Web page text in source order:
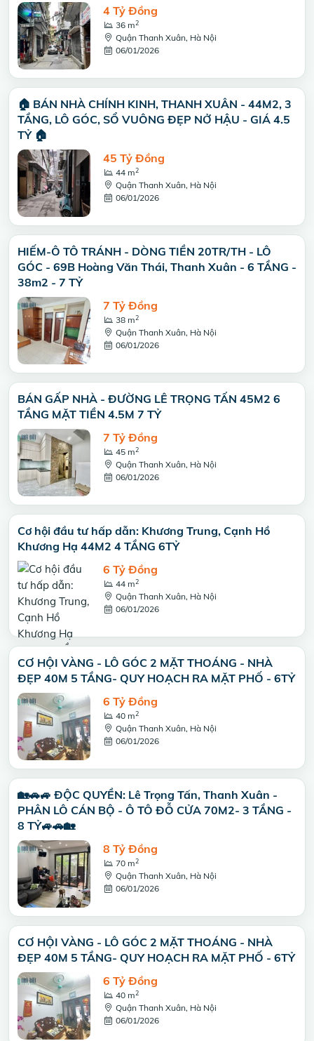
4 Tỷ Đồng
36 m2
Quận Thanh Xuân, Hà Nội
06/01/2026
🏠 BÁN NHÀ CHÍNH KINH, THANH XUÂN - 44M2, 3
TẦNG, LÔ GÓC, SỔ VUÔNG ĐẸP NỞ HẬU - GIÁ 4.5
TỶ 🏠
45 Tỷ Đồng
44 m2
Quận Thanh Xuân, Hà Nội
06/01/2026
HIẾM-Ô TÔ TRÁNH - DÒNG TIỀN 20TR/TH - LÔ
GÓC - 69B Hoàng Văn Thái, Thanh Xuân - 6 TẦNG -
38m2 - 7 TỶ
7 Tỷ Đồng
38 m2
Quận Thanh Xuân, Hà Nội
06/01/2026
BÁN GẤP NHÀ - ĐƯỜNG LÊ TRỌNG TẤN 45M2 6
TẦNG MẶT TIỀN 4.5M 7 TỶ
7 Tỷ Đồng
45 m2
Quận Thanh Xuân, Hà Nội
06/01/2026
Cơ hội đầu tư hấp dẫn: Khương Trung, Cạnh Hồ
Khương Hạ 44M2 4 TẦNG 6TỶ
6 Tỷ Đồng
44 m2
Quận Thanh Xuân, Hà Nội
06/01/2026
CƠ HỘI VÀNG - LÔ GÓC 2 MẶT THOÁNG - NHÀ
ĐẸP 40M 5 TẦNG- QUY HOẠCH RA MẶT PHỐ - 6TỶ
6 Tỷ Đồng
40 m2
Quận Thanh Xuân, Hà Nội
06/01/2026
🏡🚗🚙 ĐỘC QUYỀN: Lê Trọng Tấn, Thanh Xuân -
PHÂN LÔ CÁN BỘ - Ô TÔ ĐỖ CỬA 70M2- 3 TẦNG -
8 TỶ🚙🚗🏡
8 Tỷ Đồng
70 m2
Quận Thanh Xuân, Hà Nội
06/01/2026
CƠ HỘI VÀNG - LÔ GÓC 2 MẶT THOÁNG - NHÀ
ĐẸP 40M 5 TẦNG- QUY HOẠCH RA MẶT PHỐ - 6TỶ
6 Tỷ Đồng
40 m2
Quận Thanh Xuân, Hà Nội
06/01/2026